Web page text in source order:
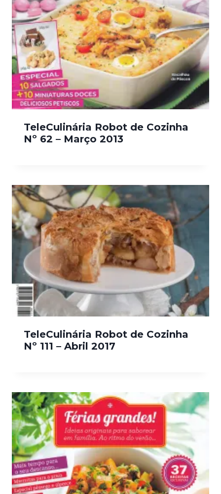
TeleCulinária Robot de Cozinha
Nº 62 – Março 2013
TeleCulinária Robot de Cozinha
Nº 111 – Abril 2017